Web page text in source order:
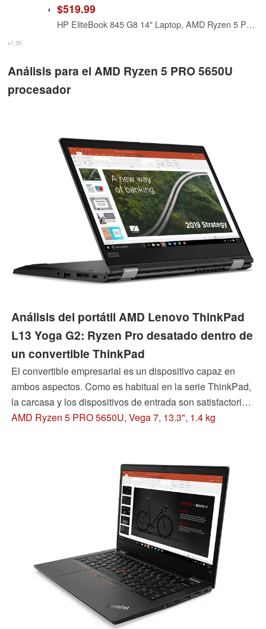
$519.99
HP EliteBook 845 G8 14" Laptop, AMD Ryzen 5 PRO 5650U 2.3GHz, 32GB DDR4 RAM, 256GB NVMe M.2 SSD, 1080p Full HD, Webcam, Windows 11 Pro (Renewed)
v1.35
Análisis para el AMD Ryzen 5 PRO 5650U
procesador
Análisis del portátil AMD Lenovo ThinkPad
L13 Yoga G2: Ryzen Pro desatado dentro de
un convertible ThinkPad
El convertible empresarial es un dispositivo capaz en
ambos aspectos. Como es habitual en la serie ThinkPad,
la carcasa y los dispositivos de entrada son satisfactorios
incluso para los usuarios más exigentes. Además, el L13
convertible perfecto para todo?
AMD Ryzen 5 PRO 5650U, Vega 7, 13.3", 1.4 kg